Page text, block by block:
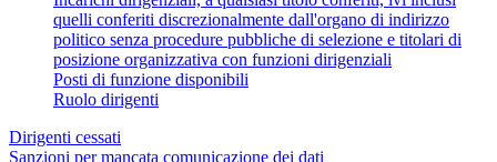
quelli conferiti discrezionalmente dall'organo di indirizzo
politico senza procedure pubbliche di selezione e titolari di
posizione organizzativa con funzioni dirigenziali
Posti di funzione disponibili
Ruolo dirigenti
Dirigenti cessati
Sanzioni per mancata comunicazione dei dati